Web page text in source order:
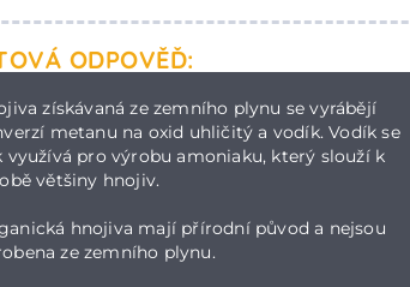
ODPOVĚĎ:
získávaná ze zemního plynu se vyrábějí
metanu na oxid uhličitý a vodík. Vodík se
využívá pro výrobu amoniaku, který slouží k
většiny hnojiv.
hnojiva mají přírodní původ a nejsou
ze zemního plynu.